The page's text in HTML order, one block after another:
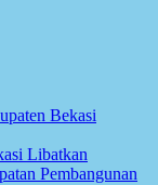
Bekasi
Libatkan
Pembangunan